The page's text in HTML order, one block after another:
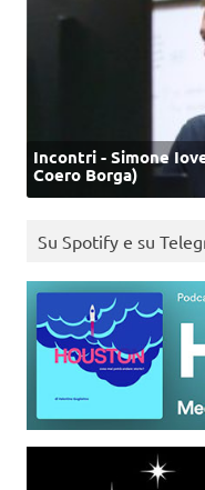
Incontri - Simone
Coero Borga)
Su Spotify e su